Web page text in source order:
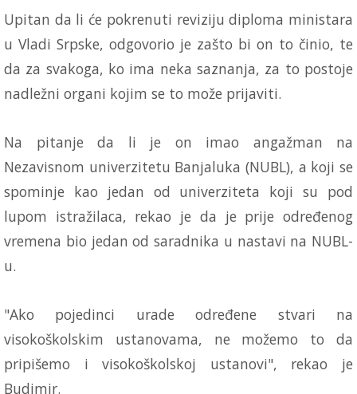
Upitan da li će pokrenuti reviziju diploma ministara
u Vladi Srpske, odgovorio je zašto bi on to činio, te
da za svakoga, ko ima neka saznanja, za to postoje
nadležni organi kojim se to može prijaviti.
Na pitanje da li je on imao angažman na
Nezavisnom univerzitetu Banjaluka (NUBL), a koji se
spominje kao jedan od univerziteta koji su pod
lupom istražilaca, rekao je da je prije određenog
vremena bio jedan od saradnika u nastavi na NUBL-
u.
"Ako pojedinci urade određene stvari na
visokoškolskim ustanovama, ne možemo to da
pripišemo i visokoškolskoj ustanovi", rekao je
Budimir.